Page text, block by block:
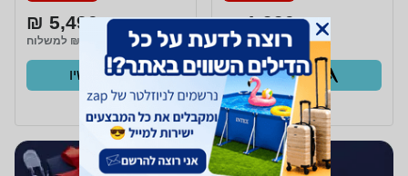
1,990 ₪
₪150 למשלוח
קנו עכשיו
ב- Zap
5,490 ₪
₪150 למשלוח
קנו עכשיו
ב- Zap